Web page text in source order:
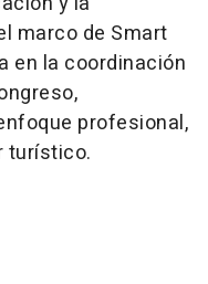
marco de Smart
en la coordinación
profesional,
turístico.